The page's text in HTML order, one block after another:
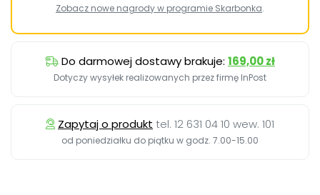
Zobacz nowe nagrody w programie Skarbonka.
Do darmowej dostawy brakuje: 169,00 zł
Dotyczy wysyłek realizowanych przez firmę InPost
Zapytaj o produkt tel. 12 631 04 10 wew. 101
od poniedziałku do piątku w godz. 7.00-15.00